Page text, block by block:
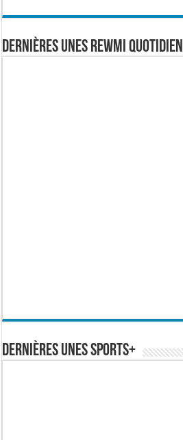
Dernières Unes Rewmi Quotidien
Dernières Unes Sports+